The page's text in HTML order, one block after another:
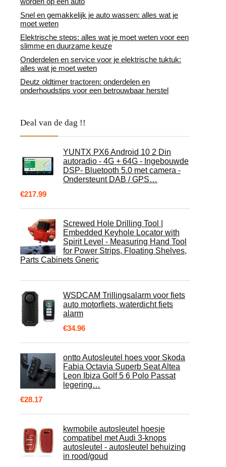
Snel en gemakkelijk je auto wassen: alles wat je
moet weten
Elektrische steps: alles wat je moet weten voor een
slimme en duurzame keuze
Onderdelen en service voor je elektrische tuktuk:
alles wat je moet weten
Deutz oldtimer tractoren: onderdelen en
onderhoudstips voor een betrouwbaar herstel
Deal van de dag !!
YUNTX PX6 Android 10 2 Din
autoradio - 4G + 64G - Ingebouwde
DSP- Bluetooth 5.0 met camera -
Ondersteunt DAB / GPS…
€217.99
Screwed Hole Drilling Tool |
Embedded Keyhole Locator with
Spirit Level - Measuring Hand Tool
for Power Strips, Floating Shelves,
Parts Cabinets Gneric
WSDCAM Trillingsalarm voor fiets
auto motorfiets, waterdicht fiets
alarm
€34.96
ontto Autosleutel hoes voor Skoda
Fabia Octavia Superb Seat Altea
Leon Ibiza Golf 5 6 Polo Passat
legering…
€28.17
kwmobile autosleutel hoesje
compatibel met Audi 3-knops
autosleutel - autosleutel behuizing
in rood/goud